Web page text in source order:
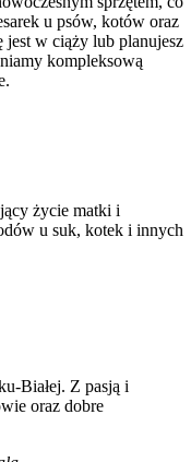
u psów, kotów oraz
jest w ciąży lub planujesz
kompleksową
życie matki i
u suk, kotek i innych
Białej. Z pasją i
oraz dobre